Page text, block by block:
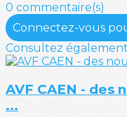
0 commentaire(s)
Connectez-vous
Consultez également
AVF CAEN - des
...